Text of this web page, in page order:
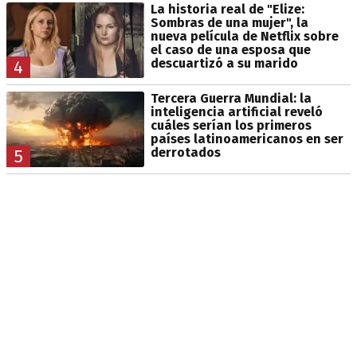
4
La historia real de "Elize:
Sombras de una mujer", la
nueva película de Netflix sobre
el caso de una esposa que
descuartizó a su marido
5
Tercera Guerra Mundial: la
inteligencia artificial reveló
cuáles serían los primeros
países latinoamericanos en ser
derrotados